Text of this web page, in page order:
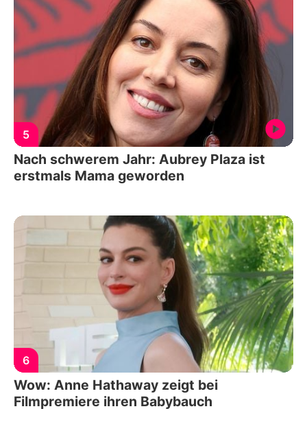
5
Nach schwerem Jahr: Aubrey Plaza ist
erstmals Mama geworden
6
Wow: Anne Hathaway zeigt bei
Filmpremiere ihren Babybauch